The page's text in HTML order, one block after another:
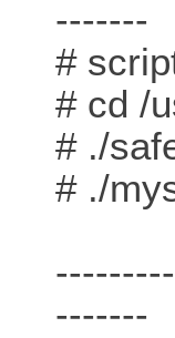
-------
#
# cd /
# ./
# ./
-------